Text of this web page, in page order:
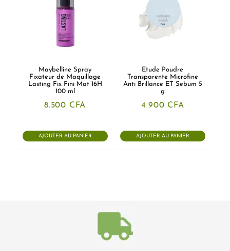
Maybelline Spray
Fixateur de Maquillage
Lasting Fix Fini Mat 16H
100 ml
8.500 CFA
AJOUTER AU PANIER
Etude Poudre
Transparente Microfine
Anti Brillance ET Sebum 5
g
4.900 CFA
AJOUTER AU PANIER